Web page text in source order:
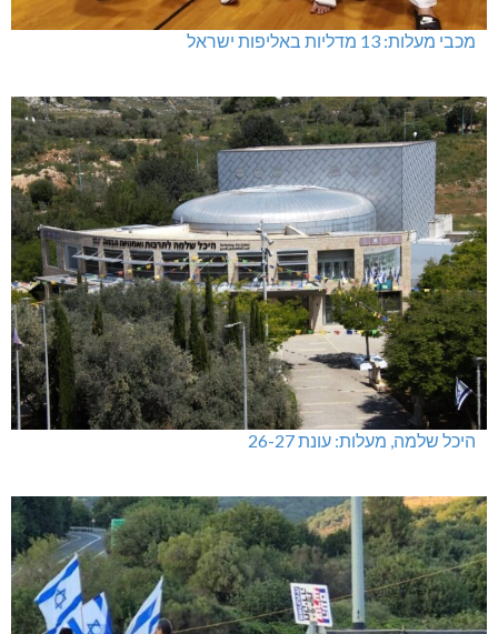
מכבי מעלות: 13 מדליות באליפות ישראל
היכל שלמה, מעלות: עונת 26-27